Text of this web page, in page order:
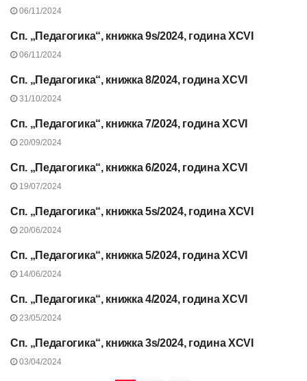
06/11/2024
СЪДЪРЖАНИЕ НА СП.
Сп. „Педагогика“, книжка 9s/2024, година XCVI
06/11/2024
СЪДЪРЖАНИЕ НА СП.
Сп. „Педагогика“, книжка 8/2024, година XCVI
31/10/2024
СЪДЪРЖАНИЕ НА СП.
Сп. „Педагогика“, книжка 7/2024, година XCVI
20/09/2024
СЪДЪРЖАНИЕ НА СП.
Сп. „Педагогика“, книжка 6/2024, година XCVI
19/07/2024
СЪДЪРЖАНИЕ НА СП.
Сп. „Педагогика“, книжка 5s/2024, година XCVI
20/06/2024
СЪДЪРЖАНИЕ НА СП.
Сп. „Педагогика“, книжка 5/2024, година XCVI
14/06/2024
СЪДЪРЖАНИЕ НА СП.
Сп. „Педагогика“, книжка 4/2024, година XCVI
23/05/2024
СЪДЪРЖАНИЕ НА СП.
Сп. „Педагогика“, книжка 3s/2024, година XCVI
03/04/2024